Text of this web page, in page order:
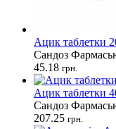
Ацик таблетки
Сандоз
45.18 грн.
Ацик таблетки
Сандоз
207.25 грн.